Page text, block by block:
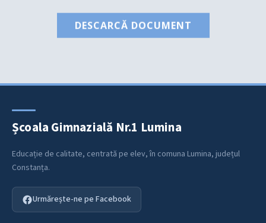
DESCARCĂ DOCUMENT
Școala Gimnazială Nr.1 Lumina
Educație de calitate, centrată pe elev, în comuna Lumina, județul
Constanța.
Urmărește-ne pe Facebook